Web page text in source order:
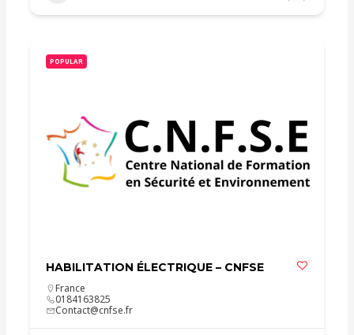
POPULAR
HABILITATION ÉLECTRIQUE – CNFSE
France
0184163825
Contact@cnfse.fr